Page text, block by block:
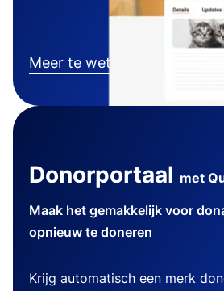
Meer te weten komen
Donorportaal met
Maak het gemakkelijk voor
opnieuw te doneren
Krijg automatisch een merk